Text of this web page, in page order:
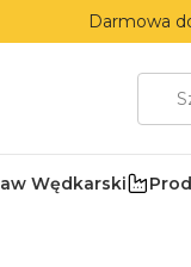
Darmowa
Wędkarski